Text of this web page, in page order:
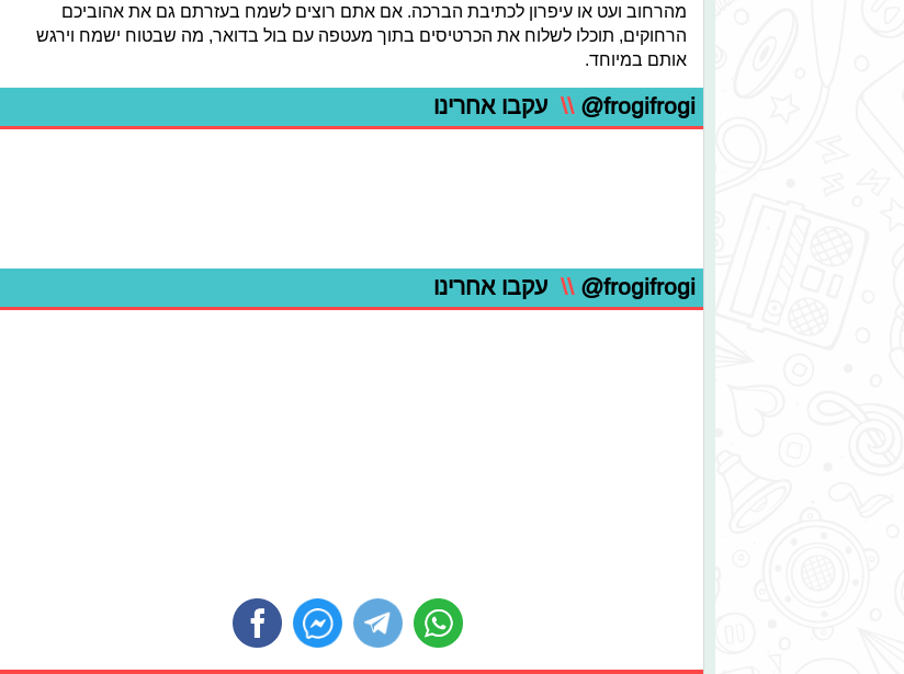
מהרחוב ועט או עיפרון לכתיבת הברכה. אם אתם רוצים לשמח בעזרתם גם את אהוביכם
הרחוקים, תוכלו לשלוח את הכרטיסים בתוך מעטפה עם בול בדואר, מה שבטוח ישמח וירגש
אותם במיוחד.
@frogifrogi
\\ עקבו אחרינו
@frogifrogi
\\ עקבו אחרינו